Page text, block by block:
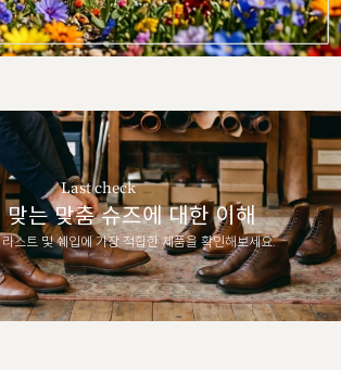
Last check
맞는 맞춤 슈즈에 대한 이해
스트 및 쉐입에 가장 적합한 제품을 확인해보세요.